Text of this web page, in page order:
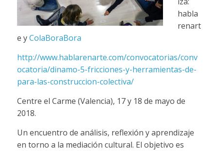
habla
renart
e yColaBoraBora
http://www.hablarenarte.com/convocatorias/conv
ocatoria/dinamo-5-fricciones-y-herramientas-de-
para-las-construccion-colectiva/
Centre el Carme (Valencia), 17 y 18 de mayo de
2018.
Un encuentro de análisis, reflexión y aprendizaje
en torno a la mediación cultural. El objetivo es